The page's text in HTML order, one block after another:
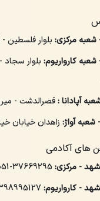
مرکزی: بلوار فلسطین -
کارواریوم:
آپادانا :قصرالدشت - میرزای
شعبه آواژ: زاهدان خیابان
های آکادمی
- مرکزی: 37669295
- کارواریوم: